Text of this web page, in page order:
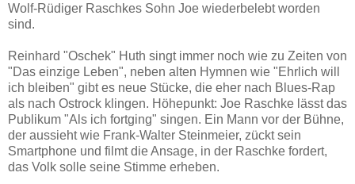
Wolf-Rüdiger Raschkes Sohn Joe wiederbelebt worden
sind.
Reinhard "Oschek" Huth singt immer noch wie zu Zeiten von
"Das einzige Leben", neben alten Hymnen wie "Ehrlich will
ich bleiben" gibt es neue Stücke, die eher nach Blues-Rap
als nach Ostrock klingen. Höhepunkt: Joe Raschke lässt das
Publikum "Als ich fortging" singen. Ein Mann vor der Bühne,
der aussieht wie Frank-Walter Steinmeier, zückt sein
Smartphone und filmt die Ansage, in der Raschke fordert,
das Volk solle seine Stimme erheben.